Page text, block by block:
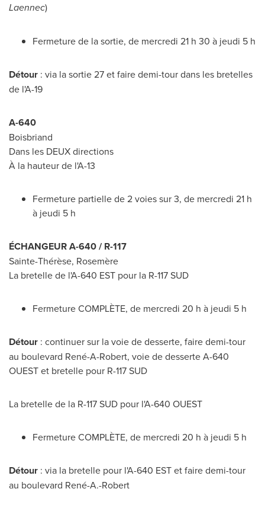
Laennec)
Fermeture de la sortie, de mercredi 21 h 30 à jeudi 5 h
Détour : via la sortie 27 et faire demi-tour dans les bretelles
de l'A-19
A-640
Boisbriand
Dans les DEUX directions
À la hauteur de l'A-13
Fermeture partielle de 2 voies sur 3, de mercredi 21 h
à jeudi 5 h
ÉCHANGEUR A-640 / R-117
Sainte-Thérèse, Rosemère
La bretelle de l'A-640 EST pour la R-117 SUD
Fermeture COMPLÈTE, de mercredi 20 h à jeudi 5 h
Détour : continuer sur la voie de desserte, faire demi-tour
au boulevard René-A-Robert, voie de desserte A-640
OUEST et bretelle pour R-117 SUD
La bretelle de la R-117 SUD pour l'A-640 OUEST
Fermeture COMPLÈTE, de mercredi 20 h à jeudi 5 h
Détour : via la bretelle pour l'A-640 ESTet faire demi-tour
au boulevard René-A.-Robert